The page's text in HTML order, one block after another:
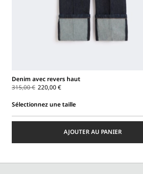
Denim avec revers haut
315,00 € 220,00 €
Sélectionnez une taille
AJOUTER AU PANIER